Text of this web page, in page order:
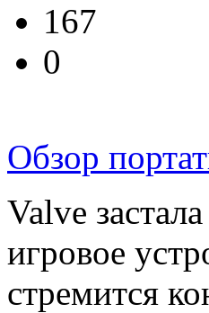
167
0
Обзор
Valve
игровое
стремится